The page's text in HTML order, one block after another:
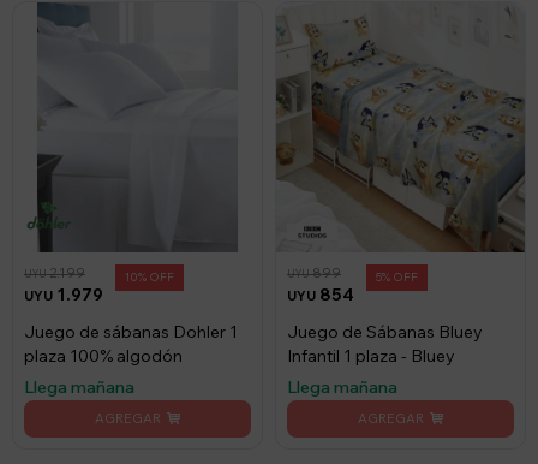
UYU 1.979
UYU2.199 10
Juego de sábanas Dohler 1
plaza 100% algodón
Llega mañana
UYU 854
UYU899 5
Juego de Sábanas Bluey
Infantil 1 plaza - Bluey
Llega mañana